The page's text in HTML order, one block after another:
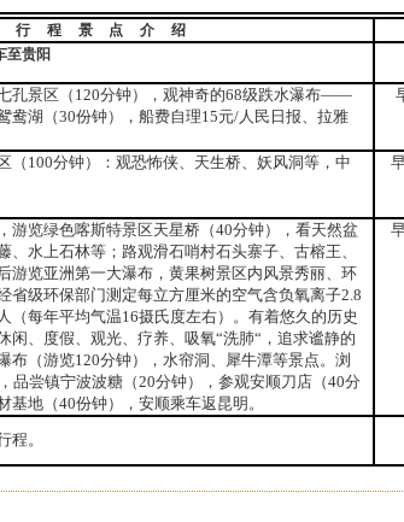
行程景点介绍
至贵阳
孔景区（ 120分钟），观神奇的68级跌水瀑布——
鸯湖（30份钟），船费自理15元/人民日报、拉雅
（100分钟）：观恐怖侠、天生桥、妖风洞等，中
游览绿色喀斯特景区天星桥（40分钟），看天然盆
、水上石林等；路观滑石哨村石头寨子、古榕王、
游览亚洲第一大瀑布，黄果树景区内风景秀丽、环
省级环保部门测定每立方厘米的空气含负氧离子2.8
（每年平均气温16摄氏度左右）。有着悠久的历史
闲、度假、观光、疗养、吸氧“洗肺“，追求谧静的
布（游览120分钟），水帘洞、犀牛潭等景点。浏
品尝镇宁波波糖（20分钟），参观安顺刀店（40分
基地（40份钟），安顺乘车返昆明。
程。